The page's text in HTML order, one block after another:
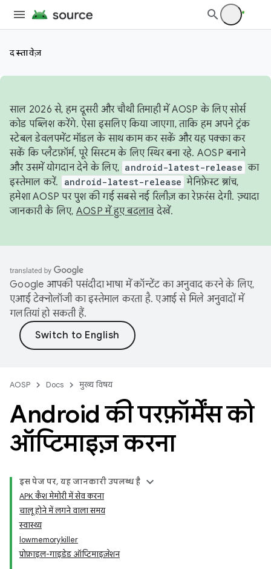
दस्तावेज़
साल 2026 से, हम दूसरी और चौथी तिमाही में AOSP के लिए सोर्स
कोड पब्लिश करेंगे. ऐसा इसलिए किया जाएगा, ताकि हम अपने ट्रंक
स्टेबल डेवलपमेंट मॉडल के साथ काम कर सकें और यह पक्का कर
सकें कि प्लैटफ़ॉर्म, पूरे सिस्टम के लिए स्थिर बना रहे. AOSP बनाने
और उसमें योगदान देने के लिए, android-latest-release का
इस्तेमाल करें.
android-latest-release मेनिफ़ेस्ट ब्रांच,
हमेशा AOSP पर पुश की गई सबसे नई रिलीज़ का रेफ़रंस देगी. ज़्यादा
जानकारी के लिए, AOSP में हुए बदलावदेखें.
Google आपकी पसंदीदा भाषा में कॉन्टेंट का अनुवाद करने के लिए,
एआई टेक्नोलॉजी का इस्तेमाल करता है. एआई से मिले अनुवादों में
गलतियां हो सकती हैं.
AOSP Docs मुख्य विषय
Android की परफ़ॉर्मेंस को
ऑप्टिमाइज़ करना
इस पेज पर, यह जानकारी उपलब्ध है
APK कैश मेमोरी में सेव करना
चालू होने में लगने वाला समय
स्वास्थ्य
lowmemorykiller
प्रोफ़ाइल-गाइडेड ऑप्टिमाइज़ेशन